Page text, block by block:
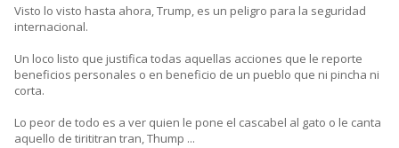
Visto lo visto hasta ahora, Trump, es un peligro para la seguridad
internacional.
Un loco listo que justifica todas aquellas acciones que le reporte
beneficios personales o en beneficio de un pueblo que ni pincha ni
corta.
Lo peor de todo es a ver quien le pone el cascabel al gato o le canta
aquello de tirititran tran, Thump ...